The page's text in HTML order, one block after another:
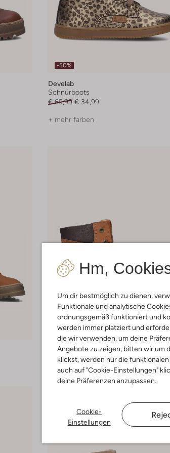
Hm,
Um dir bestmöglich zu dienen,
Funktionale und analytische
ordnungsgemäß funktioniert und
werden immer platziert und
die wir verwenden, um deine
Angebote zu zeigen, bitten wir um
klickst, werden nur die
auch auf "Cookie-Einstellungen"
deine Präferenzen anzupassen.
Cookie-
Einstellungen
-50%
Develab
Schnürboots
€ 69,99 € 34,99
+ mehr farben
-20%
Develab
Ankle Boots
€ 83,99